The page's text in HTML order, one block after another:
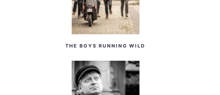
THE BOYS RUNNING WILD